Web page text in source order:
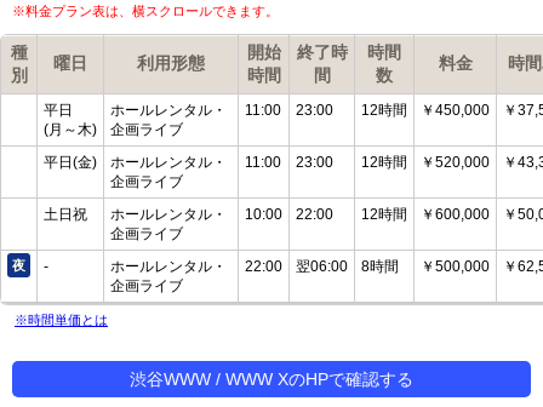
※料金プラン表は、横スクロールできます。
種
別
曜日 利用形態
開始
時間
終了時
間
時間
数
料金 時
平日
(月～木)
ホールレンタル・
企画ライブ
11:00 23:00 12時間 ￥450,000 ￥
平日(金)
ホールレンタル・
企画ライブ
11:00 23:00 12時間 ￥520,000 ￥
土日祝
ホールレンタル・
企画ライブ
10:00 22:00 12時間 ￥600,000 ￥
夜 -
ホールレンタル・
企画ライブ
22:00 翌06:00 8時間 ￥500,000 ￥
※時間単価とは
渋谷WWW / WWW XのHPで確認する